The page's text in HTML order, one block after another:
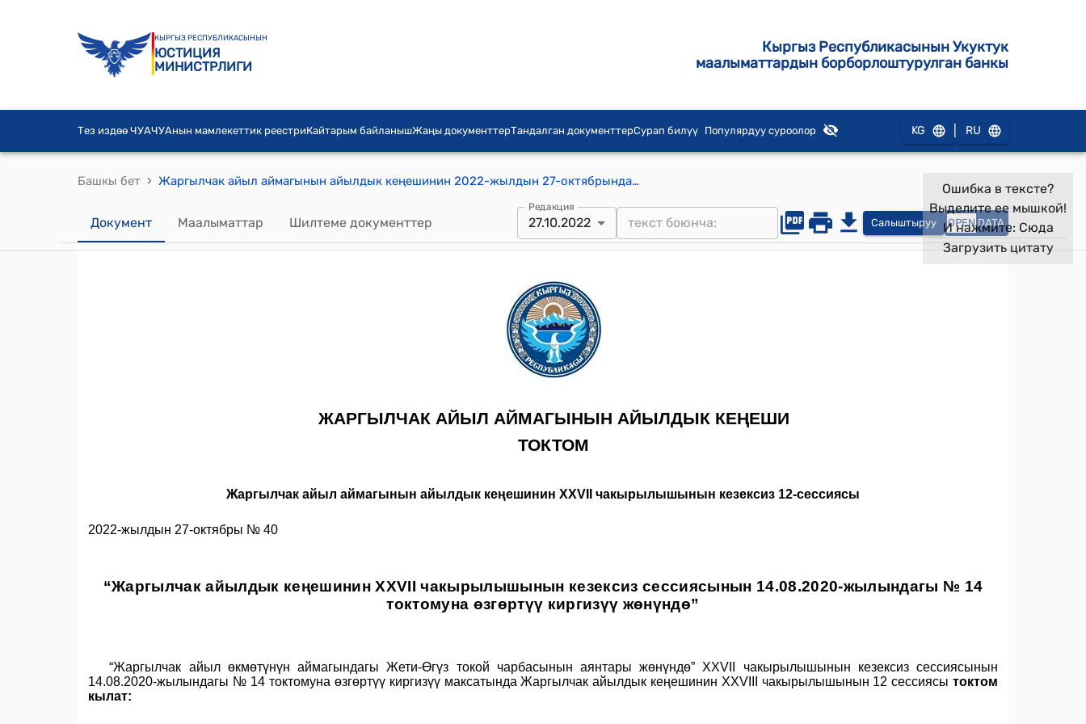
КЫРГЫЗ РЕСПУБЛИКАСЫНЫН
ЮСТИЦИЯ
МИНИСТРЛИГИ
Кыргыз Республикасынын Укуктук
маалыматтардын борборлоштурулган банкы
Тез издөө ЧУАЧУАнын мамлекеттик реестриКайтарым байланышЖаңы документтерТандалган документтерСурап билүү Популярдуу суроолор KG RU
Башкы бет › Жаргылчак айыл аймагынын айылдык кеңешинин 2022-жылдын 27-октябрындагы № 40 “Жаргылчак айылдык кеңешинин XXVII чакырылышынын кезексиз сессиясынын 14.08.2020-жылындагы № 14 токтомуна өзгөртүү киргизүү жөнүндө” токтому
Документ Маалыматтар Шилтеме документтер
Редакция
27.10.2022 Салыштыруу OPEN DATA
Ошибка в тексте?
Выделите ее мышкой!
И нажмите: Сюда
Загрузить цитату